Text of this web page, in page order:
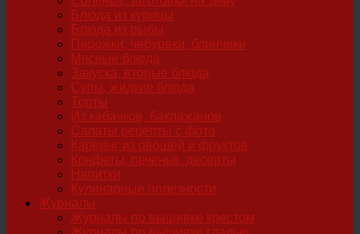
Блюда из курицы
Блюда из рыбы
Пирожки, чебуреки, блинчики
Мясные блюда
Закуска, вторые блюда
Супы, жидкие блюда
Торты
Из кабачков, баклажанов
Салаты рецепты с фото
Карвинг из овощей и фруктов
Конфеты, печенье, десерты
Напитки
Кулинарные полезности
Журналы
Журналы по вышивке крестом